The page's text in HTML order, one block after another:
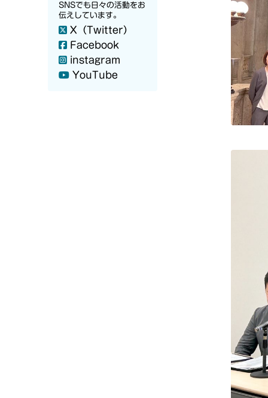
SNSでも日々の活動をお
伝えしています。
X（Twitter）
Facebook
instagram
YouTube